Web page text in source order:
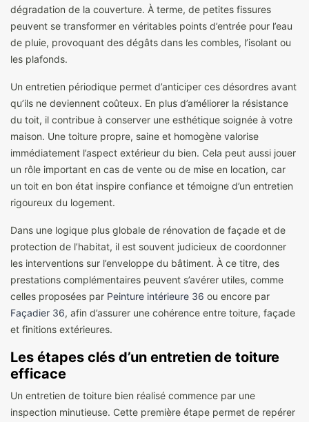
dégradation de la couverture. À terme, de petites fissures
peuvent se transformer en véritables points d’entrée pour l’eau
de pluie, provoquant des dégâts dans les combles, l’isolant ou
les plafonds.
Un entretien périodique permet d’anticiper ces désordres avant
qu’ils ne deviennent coûteux. En plus d’améliorer la résistance
du toit, il contribue à conserver une esthétique soignée à votre
maison. Une toiture propre, saine et homogène valorise
immédiatement l’aspect extérieur du bien. Cela peut aussi jouer
un rôle important en cas de vente ou de mise en location, car
un toit en bon état inspire confiance et témoigne d’un entretien
rigoureux du logement.
Dans une logique plus globale de rénovation de façade et de
protection de l’habitat, il est souvent judicieux de coordonner
les interventions sur l’enveloppe du bâtiment. À ce titre, des
prestations complémentaires peuvent s’avérer utiles, comme
celles proposées par Peinture intérieure 36 ou encore par
Façadier 36, afin d’assurer une cohérence entre toiture, façade
et finitions extérieures.
Les étapes clés d’un entretien de toiture
efficace
Un entretien de toiture bien réalisé commence par une
inspection minutieuse. Cette première étape permet de repérer